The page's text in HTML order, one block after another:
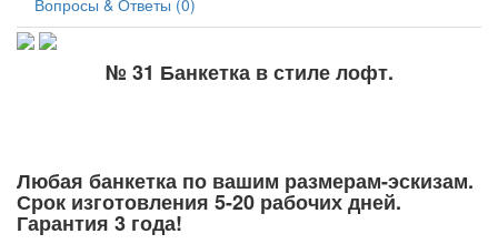
№ 31 Банкетка в стиле лофт.
Любая банкетка по вашим размерам-эскизам.
Срок изготовления 5-20 рабочих дней.
Гарантия 3 года!